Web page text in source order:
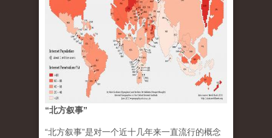
“北方叙事”
“北方叙事”是对一个近十几年来一直流行的概念